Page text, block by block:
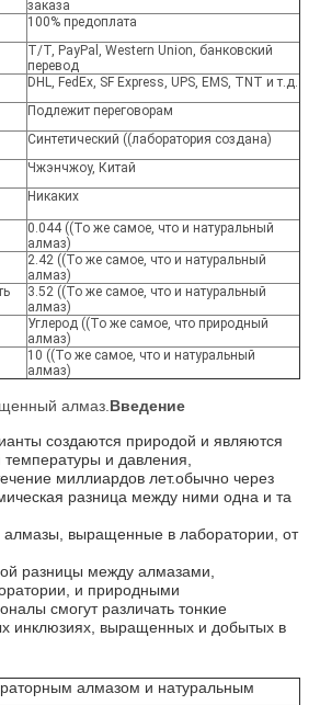
заказа
100% предоплата
T/T, PayPal, Western Union, банковский
перевод
DHL, FedEx, SF Express, UPS, EMS, TNT и т.д.
Подлежит переговорам
Синтетический ((лаборатория создана)
Чжэнчжоу, Китай
Никаких
0.044 ((То же самое, что и натуральный
алмаз)
2.42 ((То же самое, что и натуральный
алмаз)
3.52 ((То же самое, что и натуральный
алмаз)
Углерод ((То же самое, что природный
алмаз)
10 ((То же самое, что и натуральный
алмаз)
алмаз.Введение
создаются природой и являются
температуры и давления,
миллиардов лет.обычно через
разница между ними одна и та
алмазы, выращенные в лаборатории, от
разницы между алмазами,
и природными
смогут различать тонкие
инклюзиях, выращенных и добытых в
алмазом и натуральным